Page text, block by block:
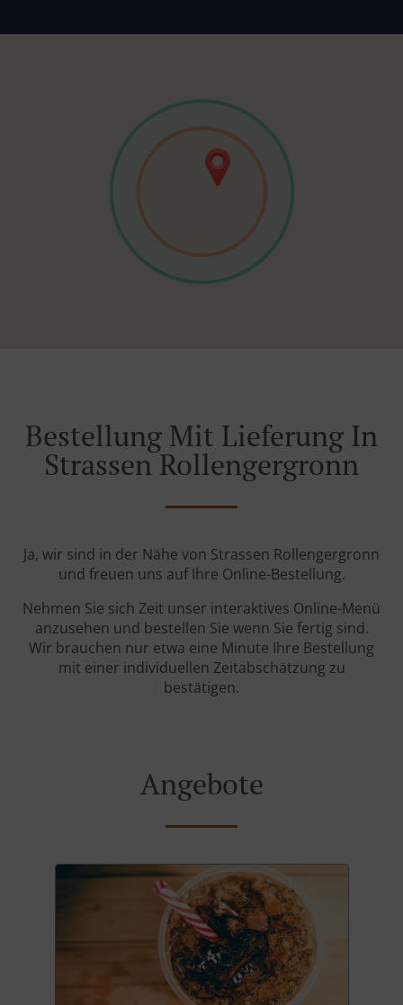
Bestellung Mit Lieferung In
Strassen Rollengergronn
Ja, wir sind in der Nähe von Strassen Rollengergronn
und freuen uns auf Ihre Online-Bestellung.
Nehmen Sie sich Zeit unser interaktives Online-Menü
anzusehen und bestellen Sie wenn Sie fertig sind.
Wir brauchen nur etwa eine Minute Ihre Bestellung
mit einer individuellen Zeitabschätzung zu
bestätigen.
Angebote